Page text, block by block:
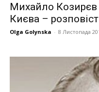
Михайло Козирєв
Києва –
Olga Golynska - 8 Листопада